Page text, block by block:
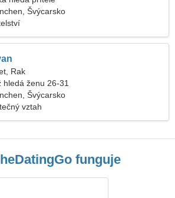
Švýcarsko
Rak
hledá ženu 26-31
Švýcarsko
vztah
funguje